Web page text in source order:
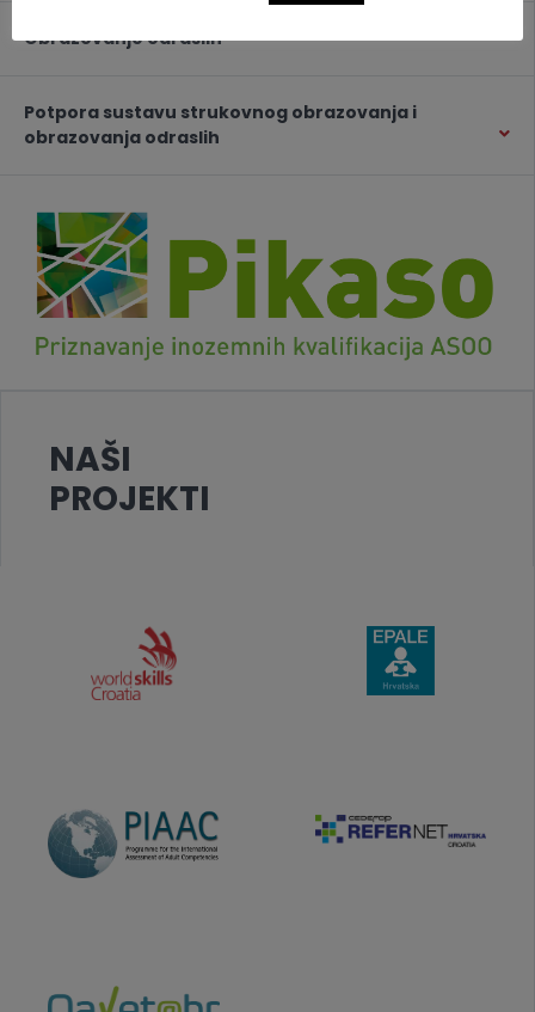
Obrazovanje odraslih
Potpora sustavu strukovnog obrazovanja i
obrazovanja odraslih
NAŠI
PROJEKTI